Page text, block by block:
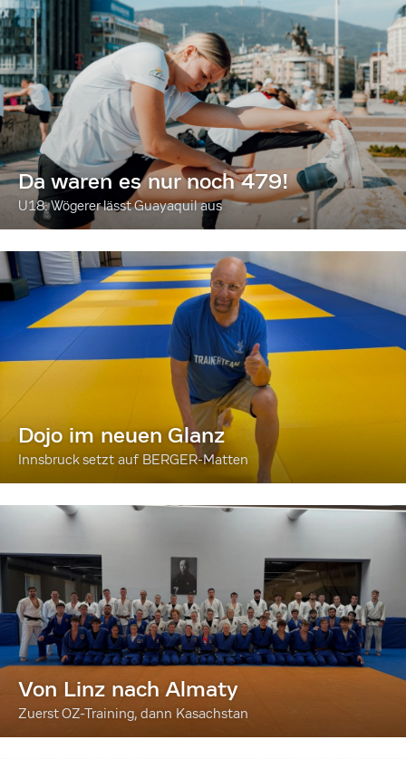
Da waren es nur noch 479!
U18: Wögerer lässt Guayaquil aus
Dojo im neuen Glanz
Innsbruck setzt auf BERGER-Matten
Von Linz nach Almaty
Zuerst OZ-Training, dann Kasachstan